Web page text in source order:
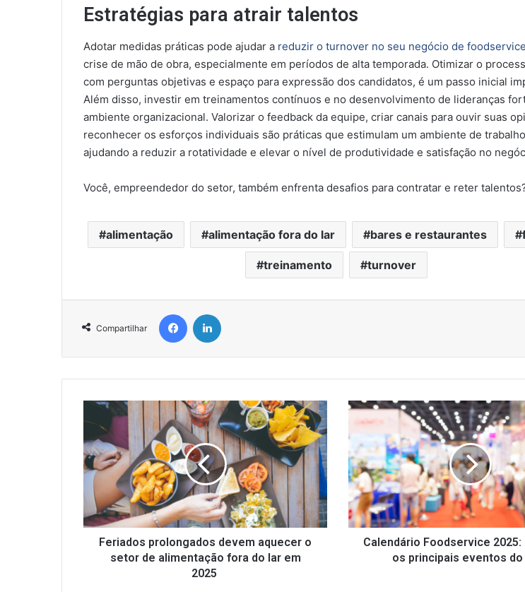
Estratégias para atrair talentos
Adotar medidas práticas pode ajudar a reduzir o turnover no seu negócio de foodservice
crise de mão de obra, especialmente em períodos de alta temporada. Otimizar o
com perguntas objetivas e espaço para expressão dos candidatos, é um passo inicial
Além disso, investir em treinamentos contínuos e no desenvolvimento de lideranças
ambiente organizacional. Valorizar o feedback da equipe, criar canais para ouvir suas
reconhecer os esforços individuais são práticas que estimulam um ambiente de
ajudando a reduzir a rotatividade e elevar o nível de produtividade e satisfação no
Você, empreendedor do setor, também enfrenta desafios para contratar e reter
alimentação alimentação fora do lar bares e restaurantes
treinamento turnover
Compartilhar
Facebook
Feriados
prolongados
devem
aquecer
o
setor
de
alimentação
fora
Feriados prolongados devem aquecer o
setor de alimentação fora do lar em
2025
Calendário
Foodservice
2025:
não
perca
os
principais
eventos
do
anoCalendário Foodservice 2025:
os principais eventos do